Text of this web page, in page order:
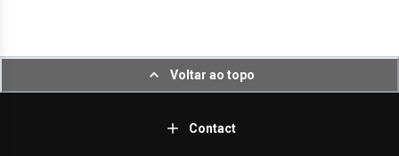
Voltar ao topo
Contact